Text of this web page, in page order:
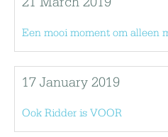
21 March 2019
Een mooi moment om alleen
17 January 2019
Ook Ridder is VOOR